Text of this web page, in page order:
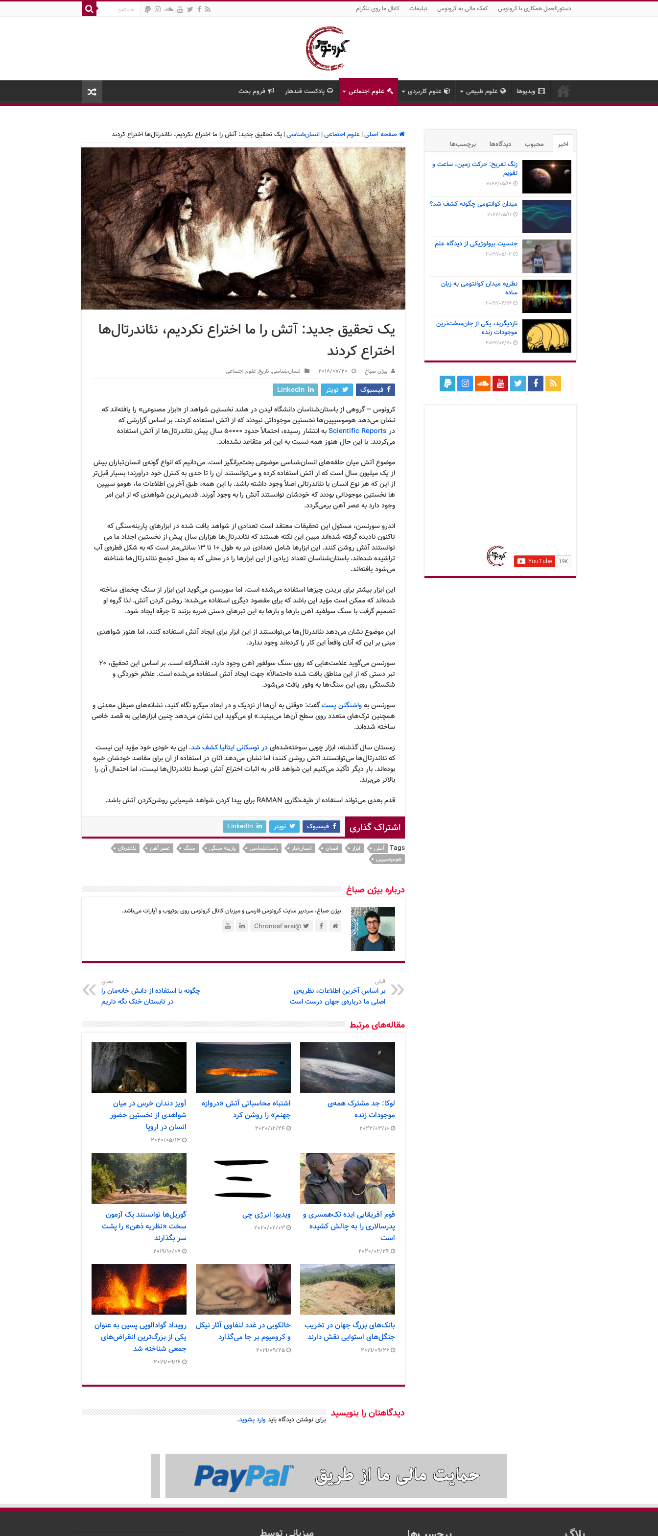
دستورالعمل همکاری با کرونوس کمک مالی به کرونوس تبلیغات کانال ما روی تلگرام
ویدیوها علوم طبیعی علوم کاربردی علوم اجتماعی پادکست قندهار فروم بحث
صفحه اصلی| علوم اجتماعی| انسان‌شناسی| یک تحقیق جدید: آتش را ما اختراع نکردیم، نئاندرتال‌ها اختراع کردند
یک تحقیق جدید: آتش را ما اختراع نکردیم، نئاندرتال‌ها
اختراع کردند
بیژن صباغ 2018/07/20 انسان‌شناسی, تاریخ,علوم اجتماعی
فیسبوک تویتر
LinkedIn
کرونوس – گروهی از باستان‌شناسان دانشگاه لیدن در هلند نخستین شواهد از «ابزار مصنوعی» را یافته‌اند که
نشان می‌دهد هوموسیپین‌ها نخستین موجوداتی نبودند که از آتش استفاده کردند. بر اساس گزارشی که
درScientific Reports
به انتشار رسیده، احتمالاً حدود ۵۰۰۰۰ سال پیش نئاندرتال‌ها از آتش استفاده
می‌کردند. با این حال هنوز همه نسبت به این امر متقاعد نشده‌اند.
موضوع آتش میان حلقه‌های انسان‌شناسی موضوعی بحث‌برانگیز است. می‌دانیم که انواع گونه‌ی انسان‌تباران بیش
از یک میلیون سال است که از آتش استفاده کرده و می‌توانستند آن را تا حدی به کنترل خود درآورند؛ بسیار قبل‌تر
از این که هر نوع انسان یا نئاندرتالی اصلاً وجود داشته باشد. با این همه، طبق آخرین اطلاعات ما، هومو سیپین
ها نخستین موجوداتی بودند که خودشان توانستند آتش را به وجود آورند. قدیمی‌ترین شواهدی که از این امر
وجود دارد به عصر آهن برمی‌گردد.
اندرو سورنسن، مسئول این تحقیقات معتقد است تعدادی از شواهد یافت شده در ابزارهای پارینه‌سنگی که
تاکنون نادیده گرفته شده‌اند مبین این نکته هستند که نئاندرتال‌ها هزاران سال پیش از نخستین اجداد ما می
توانستند آتش روشن کنند. این ابزارها شامل تعدادی تبر به طول ۱۰ تا ۱۳ سانتی‌متر است که به شکل قطره‌ی آب
تراشیده شده‌اند. باستان‌شناسان تعداد زیادی از این ابزارها را در محلی که به محل تجمع نئاندرتال‌ها شناخته
می‌شود یافته‌اند.
این ابزار بیشتر برای بریدن چیزها استفاده می‌شده است. اما سورنسن می‌گوید این ابزار از سنگ چخماق ساخته
شده‌اند که ممکن است مؤید این باشد که برای مقصود دیگری استفاده می‌شده: روشن کردن آتش. لذا گروه او
تصمیم گرفت با سنگ سولفید آهن بارها و بارها به این تبرهای دستی ضربه بزنند تا جرقه ایجاد شود.
این موضوع نشان می‌دهد نئاندرتال‌ها می‌توانستند از این ابزار برای ایجاد آتش استفاده کنند، اما هنوز شواهدی
مبنی بر این که آنان واقعاً این کار را کرده‌اند وجود ندارد.
سورنسن می‌گوید علامت‌هایی که روی سنگ سولفور آهن وجود دارد، افشاگرانه است. بر اساس این تحقیق، ۲۰
تبر دستی که از این مناطق یافت شده «احتمالاً» جهت ایجاد آتش استفاده می‌شده است. علائم خوردگی و
شکستگی روی این سنگ‌ها به وفور یافت می‌شود.
سورنسن بهواشنگتن پستگفت: «وقتی به آن‌ها از نزدیک و در ابعاد میکرو نگاه کنید، نشانه‌های صیقل معدنی و
همچنین ترک‌های متعدد روی سطح آن‌ها می‌بینید.» او می‌گوید این نشان می‌دهد چنین ابزارهایی به قصد خاصی
ساخته شده‌اند.
زمستان سال گذشته، ابزار چوبی سوخته‌شده‌ایدر توسکانی ایتالیا کشف شد. این به خودی خود مؤید این نیست
که نئاندرتال‌ها می‌توانستند آتش روشن کنند؛ اما نشان می‌دهد آنان در استفاده از آن برای مقاصد خودشان خبره
بوده‌اند. بار دیگر تأکید می‌کنیم این شواهد قادر به اثبات اختراع آتش توسط نئاندرتال‌ها نیست، اما احتمال آن را
بالاتر می‌برند.
قدم بعدی می‌تواند استفاده از طیف‌نگاری RAMAN برای پیدا کردن شواهد شیمیاییِ روشن‌کردن آتش باشد.
اشتراک گذاری فیسبوک تویتر LinkedIn
Tags آتش ابزار انسان انسان‌تبار باستانشناسی پارینه سنگی سنگ عصر آهن
نئاندرتال
هوموسیپین
درباره بیژن صباغ
بیژن صباغ، سردبیر سایت کرونوس فارسی و میزبان کانال کرونوس روی یوتیوب و آپارات می‌باشد.
@ChronosFarsi
قبلی
بر اساس آخرین اطلاعات، نظریه‌ی
اصلی ما درباره‌ی جهان درست است
بعدی
چگونه با استفاده از دانش خانه‌مان را
در تابستان خنک نگه داریم
مقاله‌های مرتبط
لوکا: جد مشترک همه‌ی
موجودات زنده
2022/03/10
اشتباه محاسباتی آتش «دروازه
جهنم» را روشن کرد
2020/12/24
آویز دندان خرس در میان
شواهدی از نخستین حضور
انسان در اروپا
2020/05/13
قوم آفریقایی ایده تک‌همسری و
پدرسالاری را به چالش کشیده
است
2020/02/24
ویدیو: انرژی چی
2020/02/03
گوریل‌ها توانستند یک آزمون
سخت «نظریه ذهن» را پشت
سر بگذارند
2019/10/08
بانک‌های بزرگ جهان در تخریب
جنگل‌های استوایی نقش دارند
2019/09/26
خالکوبی در غدد لنفاوی آثار نیکل
و کرومیوم بر جا می‌گذارد
2019/09/25
رویداد گوادالوپی پسین به عنوان
یکی از بزرگ‌ترین انقراض‌های
جمعی شناخته شد
2019/09/16
دیدگاهتان را بنویسید برای نوشتن دیدگاه باید وارد بشوید.
اخیر محبوب دیدگاه‌ها برچسب‌ها
زنگ تفریح: حرکت زمین، ساعت و
تقویم
2022/05/19
میدان کوانتومی چگونه کشف شد؟
2022/05/11
جنسیت بیولوژیکی از دیدگاه علم
2022/05/02
نظریه میدان کوانتومی به زبان
ساده
2022/04/26
تاردیگرید، یکی از جان‌سخت‌ترین
موجودات زنده
2022/04/20